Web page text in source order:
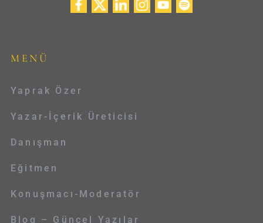
MENÜ
Yaprak Özer
Yazar-İçerik Üreticisi
Danışman
Eğitmen
Konuşmacı-Moderatör
Blog – Güncel Yazılar